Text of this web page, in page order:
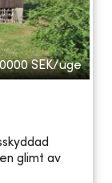
SEK/uge
glimt av